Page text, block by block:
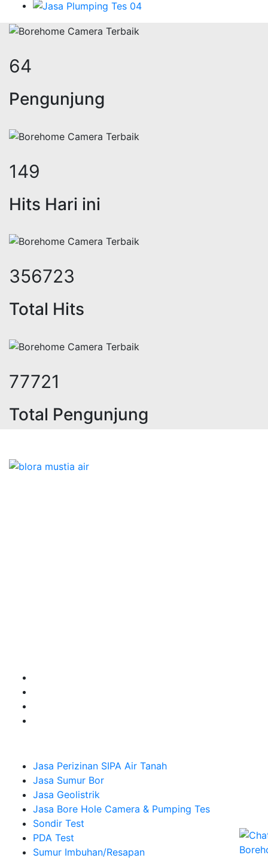
78
Pengunjung
182
Hits Hari ini
437732
Total Hits
95370
Total Pengunjung
Jasa Perizinan SIPA Air Tanah
Jasa Sumur Bor
Jasa Geolistrik
Jasa Bore Hole Camera & Pumping Tes
Sondir Test
PDA Test
Sumur Imbuhan/Resapan